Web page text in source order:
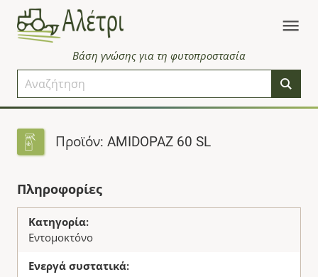
Βάση γνώσης για τη φυτοπροστασία
Προϊόν: AMIDOPAZ 60 SL
Πληροφορίες
Κατηγορία:
Εντομοκτόνο
Ενεργά συστατικά: